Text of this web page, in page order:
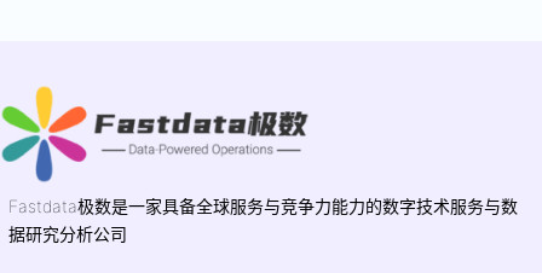
Fastdata极数是一家具备全球服务与竞争力能力的数字技术服务与数
据研究分析公司